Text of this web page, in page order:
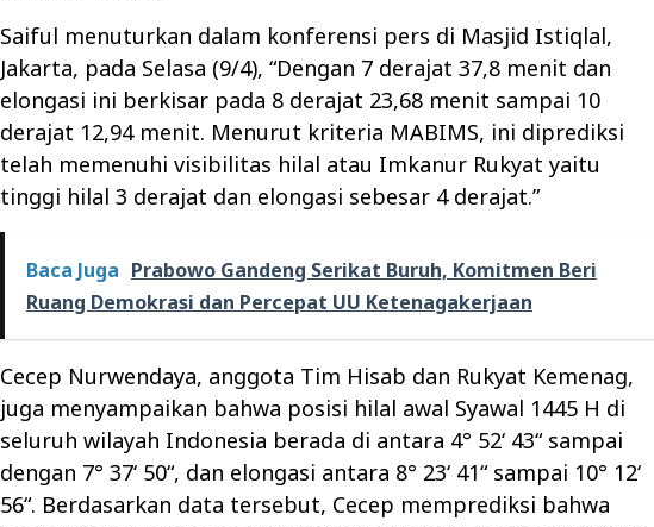
Saiful menuturkan dalam konferensi pers di Masjid Istiqlal,
Jakarta, pada Selasa (9/4), “Dengan 7 derajat 37,8 menit dan
elongasi ini berkisar pada 8 derajat 23,68 menit sampai 10
derajat 12,94 menit. Menurut kriteria MABIMS, ini diprediksi
telah memenuhi visibilitas hilal atau Imkanur Rukyat yaitu
tinggi hilal 3 derajat dan elongasi sebesar 4 derajat.”
Baca Juga Prabowo Gandeng Serikat Buruh, Komitmen Beri
Ruang Demokrasi dan Percepat UU Ketenagakerjaan
Cecep Nurwendaya, anggota Tim Hisab dan Rukyat Kemenag,
juga menyampaikan bahwa posisi hilal awal Syawal 1445 H di
seluruh wilayah Indonesia berada di antara 4° 52‘ 43“ sampai
dengan 7° 37‘ 50“, dan elongasi antara 8° 23‘ 41“ sampai 10° 12‘
56“. Berdasarkan data tersebut, Cecep memprediksi bahwa